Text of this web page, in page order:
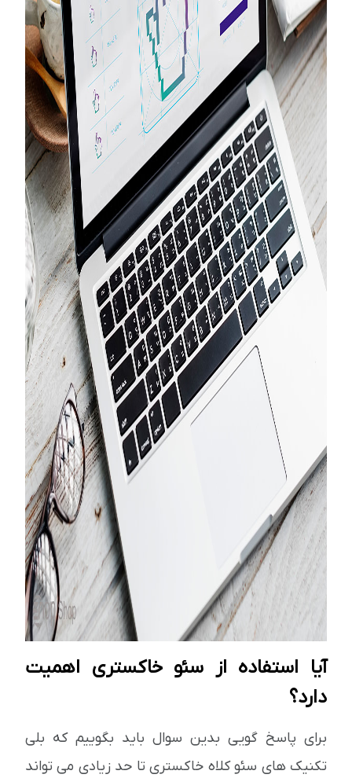
آیا استفاده از سئو خاکستری اهمیت
دارد؟
برای پاسخ گویی بدین سوال باید بگوییم که بلی
تکنیک های سئو کلاه خاکستری تا حد زیادی می تواند